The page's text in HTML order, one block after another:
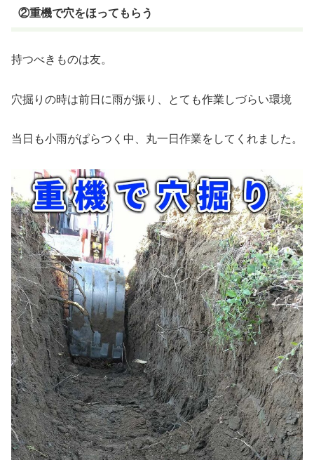
②重機で穴をほってもらう
持つべきものは友。
穴掘りの時は前日に雨が振り、とても作業しづらい環境
当日も小雨がぱらつく中、丸一日作業をしてくれました。